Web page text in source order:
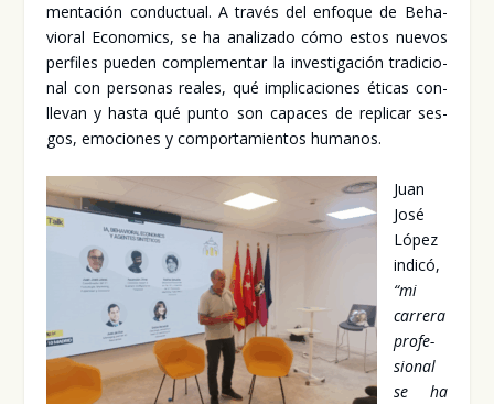
men­ta­ción con­duc­tual. A tra­vés del enfo­que de Beha­
vio­ral Eco­no­mics, se ha ana­li­za­do cómo estos nue­vos
per­fi­les pue­den com­ple­men­tar la inves­ti­ga­ción tra­di­cio­
nal con per­so­nas reales, qué impli­ca­cio­nes éti­cas con­
lle­van y has­ta qué pun­to son capa­ces de repli­car ses­
gos, emo­cio­nes y com­por­ta­mien­tos huma­nos.
Juan
José
López
indi­có,
“mi
carre­ra
pro­fe­
sio­nal
se ha